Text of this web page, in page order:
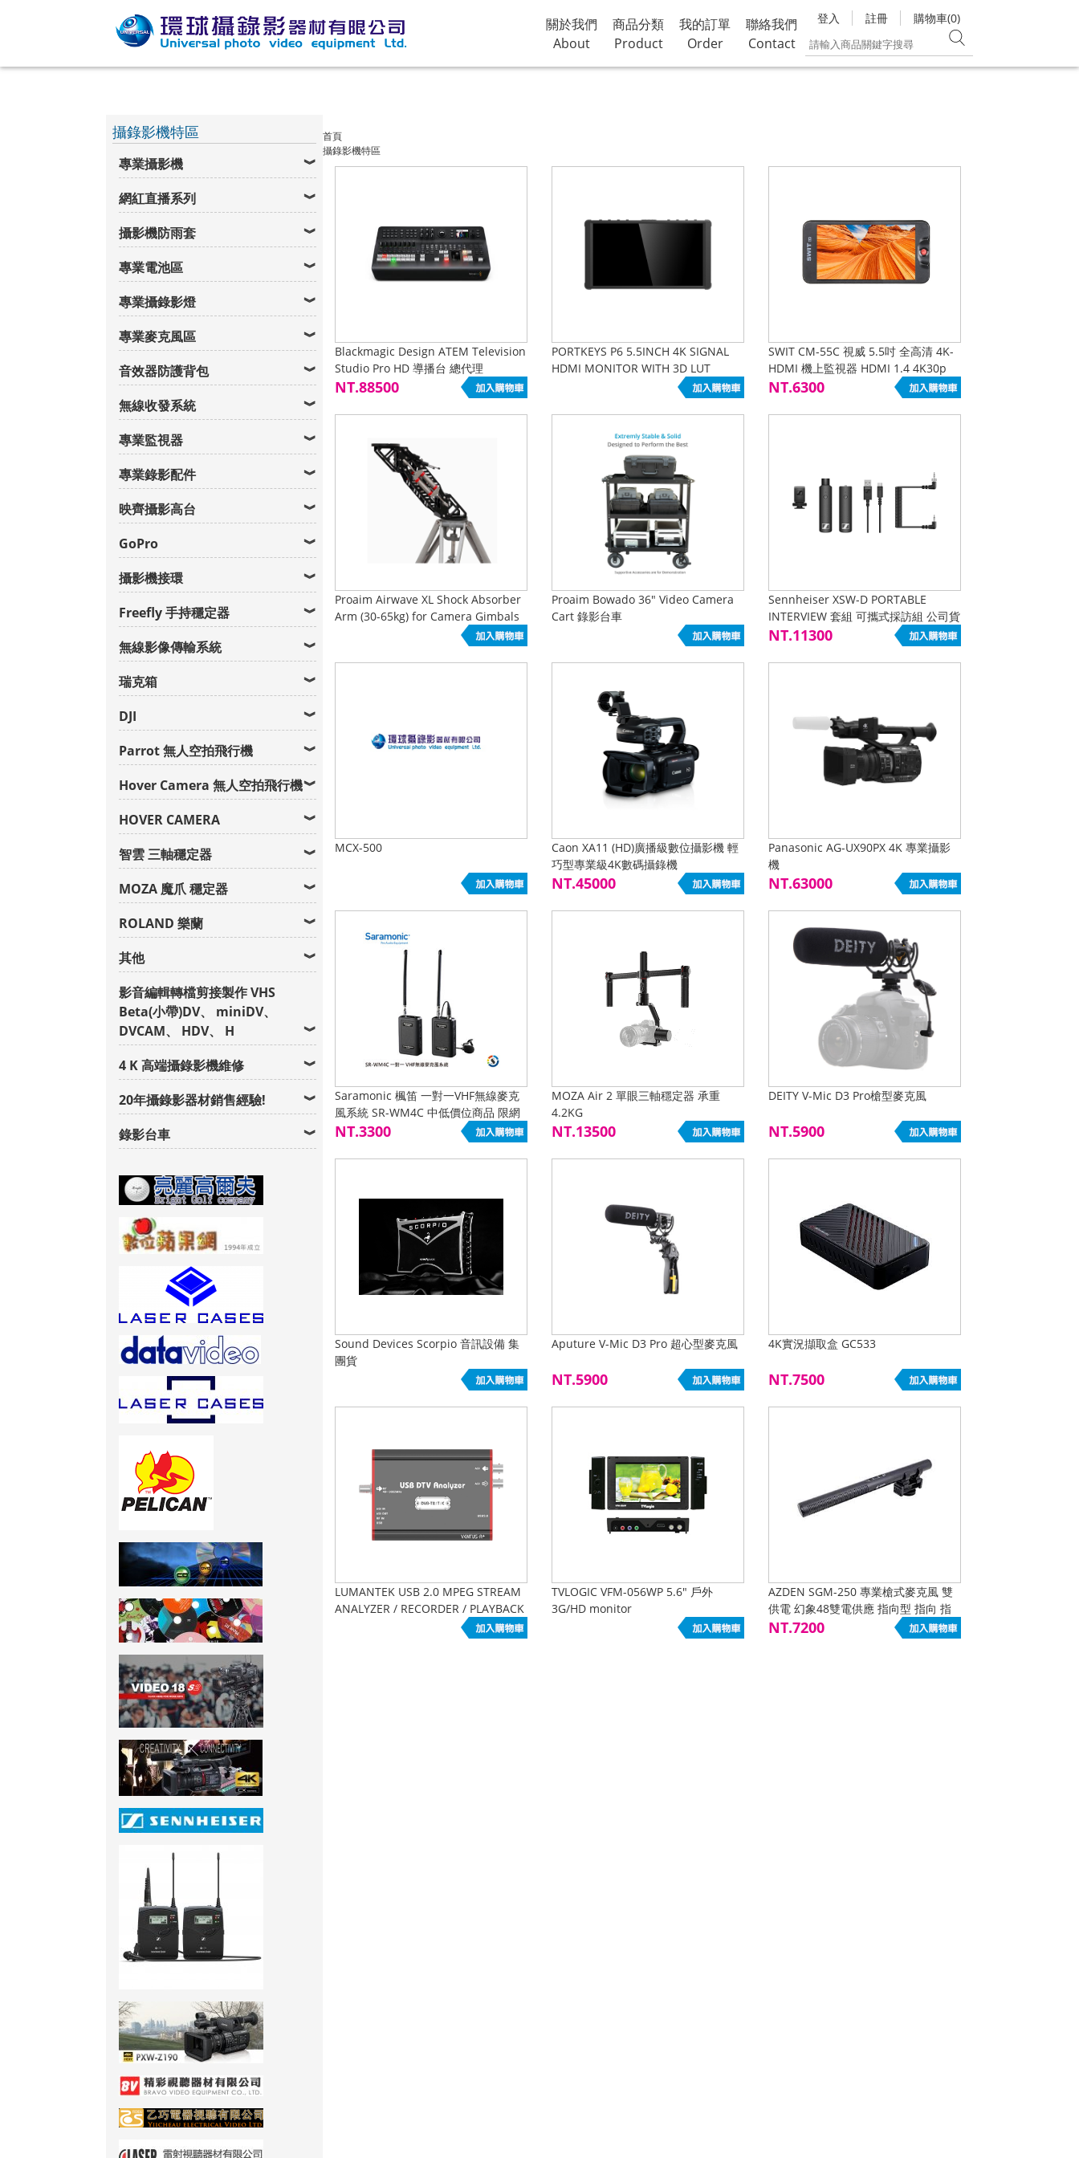
關於我們
About
商品分類
Product
我的訂單
Order
聯絡我們
Contact
登入 註冊 購物車(0)
攝錄影機特區
專業攝影機
網紅直播系列
攝影機防雨套
專業電池區
專業攝錄影燈
專業麥克風區
音效器防護背包
無線收發系統
專業監視器
專業錄影配件
映齊攝影高台
GoPro
攝影機接環
Freefly 手持穩定器
無線影像傳輸系統
瑞克箱
DJI
Parrot 無人空拍飛行機
Hover Camera 無人空拍飛行機
HOVER CAMERA
智雲 三軸穩定器
MOZA 魔爪 穩定器
ROLAND 樂蘭
其他
影音編輯轉檔剪接製作 VHS
Beta(小帶)DV、 miniDV、
DVCAM、 HDV、 H
4 K 高端攝錄影機維修
20年攝錄影器材銷售經驗!
錄影台車
首頁
攝錄影機特區
Blackmagic Design ATEM Television
Studio Pro HD 導播台 總代理
NT.88500
PORTKEYS P6 5.5INCH 4K SIGNAL
HDMI MONITOR WITH 3D LUT
SWIT CM-55C 視威 5.5吋 全高清 4K-
HDMI 機上監視器 HDMI 1.4 4K30p
3DLUT
NT.6300
Proaim Airwave XL Shock Absorber
Arm (30-65kg) for Camera Gimbals
Proaim Bowado 36" Video Camera
Cart 錄影台車
Sennheiser XSW-D PORTABLE
INTERVIEW 套組 可攜式採訪組 公司貨
NT.11300
MCX-500
Caon XA11 (HD)廣播級數位攝影機 輕
巧型專業級4K數碼攝錄機
NT.45000
Panasonic AG-UX90PX 4K 專業攝影
機
NT.63000
Saramonic 楓笛 一對一VHF無線麥克
風系統 SR-WM4C 中低價位商品 限網
路下單
NT.3300
MOZA Air 2 單眼三軸穩定器 承重
4.2KG
NT.13500
DEITY V-Mic D3 Pro槍型麥克風
NT.5900
Sound Devices Scorpio 音訊設備 集
團貨
Aputure V-Mic D3 Pro 超心型麥克風
NT.5900
4K實況擷取盒 GC533
NT.7500
LUMANTEK USB 2.0 MPEG STREAM
ANALYZER / RECORDER / PLAYBACK
TVLOGIC VFM-056WP 5.6" 戶外
3G/HD monitor
AZDEN SGM-250 專業槍式麥克風 雙
供電 幻象48雙電供應 指向型 指向 指
向性麥克
NT.7200